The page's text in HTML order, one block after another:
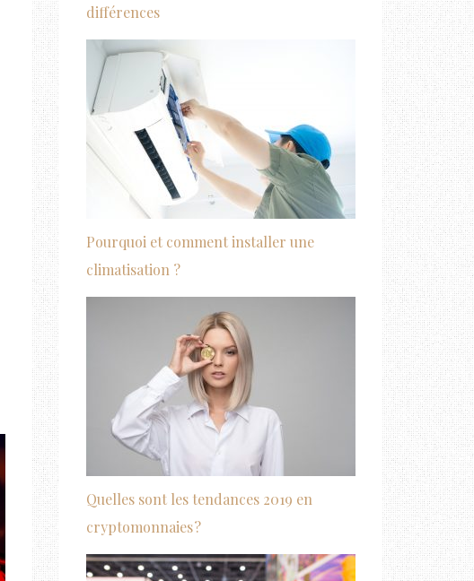
différences
Pourquoi et comment installer une
climatisation ?
Quelles sont les tendances 2019 en
cryptomonnaies ?